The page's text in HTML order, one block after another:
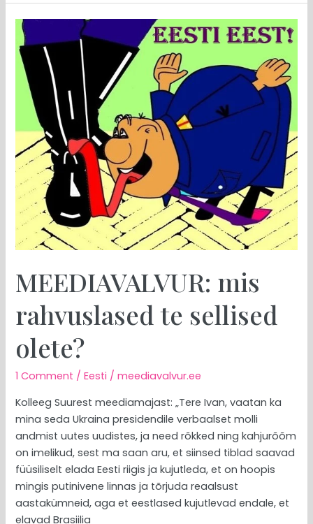
MEEDIAVALVUR: mis
rahvuslased te sellised
olete?
1 Comment /Eesti /meediavalvur.ee
Kolleeg Suurest meediamajast: „Tere Ivan, vaatan ka
mina seda Ukraina presidendile verbaalset molli
andmist uutes uudistes, ja need rõkked ning kahjurõõm
on imelikud, sest ma saan aru, et siinsed tiblad saavad
füüsiliselt elada Eesti riigis ja kujutleda, et on hoopis
mingis putinivene linnas ja tõrjuda reaalsust
aastakümneid, aga et eestlased kujutlevad endale, et
elavad Brasiilia
MEEDIAVALVUR:
mis
rahvuslased
te
sellised
olete?